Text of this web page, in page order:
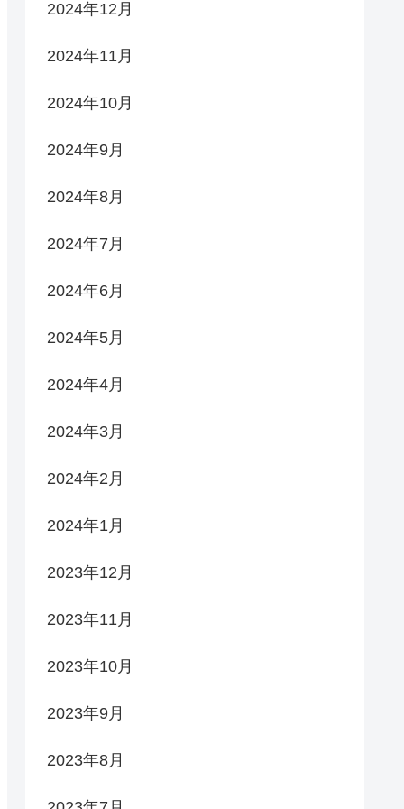
2024年12月
2024年11月
2024年10月
2024年9月
2024年8月
2024年7月
2024年6月
2024年5月
2024年4月
2024年3月
2024年2月
2024年1月
2023年12月
2023年11月
2023年10月
2023年9月
2023年8月